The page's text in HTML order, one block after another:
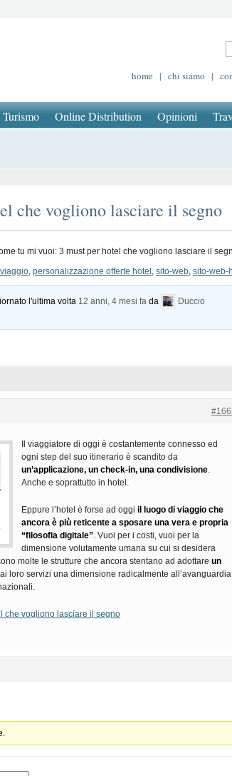
home | chi siamo |
Online Distribution Opinioni
che vogliono lasciare il segno
tu mi vuoi: 3 must per hotel che vogliono lasciare il
, personalizzazione offerte hotel , sito-web, sito-web-
l'ultima volta 12 anni, 4 mesi fa da
Duccio
Il viaggiatore di oggi è costantemente connesso ed
ogni step del suo itinerario è scandito da
un’applicazione, un check-in, una condivisione.
Anche e soprattutto in hotel.
Eppure l’hotel è forse ad oggi il luogo di viaggio che
ancora è più reticente a sposare una vera e propria
“filosofia digitale”. Vuoi per i costi, vuoi per la
dimensione volutamente umana su cui si desidera
molte le strutture che ancora stentano ad adottare un
loro servizi una dimensione radicalmente all’avanguardia
che vogliono lasciare il segno